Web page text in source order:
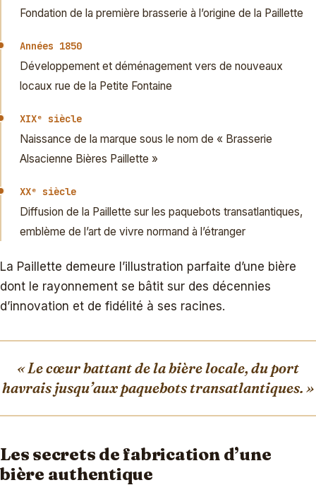
Fondation de la première brasserie à l’origine de la Paillette
Années 1850
Développement et déménagement vers de nouveaux
locaux rue de la Petite Fontaine
XIXᵉ siècle
Naissance de la marque sous le nom de « Brasserie
Alsacienne Bières Paillette »
XXᵉ siècle
Diffusion de la Paillette sur les paquebots transatlantiques,
emblème de l’art de vivre normand à l’étranger
La Paillette demeure l’illustration parfaite d’une bière
dont le rayonnement se bâtit sur des décennies
d’innovation et de fidélité à ses racines.
« Le cœur battant de la bière locale, du port
havrais jusqu’aux paquebots transatlantiques. »
Les secrets de fabrication d’une
bière authentique